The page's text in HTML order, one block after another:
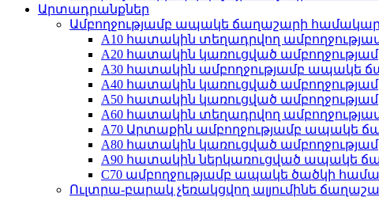
Արտադրանքներ
Ամբողջությամբ ապակե ճաղաշարի
A10 հատակին տեղադրվող
A20 հատակին կառուցված
A30 հատակին ամբողջությամբ ապակե
A40 հատակին կառուցված
A50 հատակին կառուցված
A60 հատակին տեղադրվող
A70 Արտաքին ամբողջությամբ ապակե
A80 հատակին կառուցված
A90 հատակին ներկառուցված ապակե
C70 ամբողջությամբ ապակե ծածկի
Ուլտրա-բարակ չեռակցվող ալյումինե